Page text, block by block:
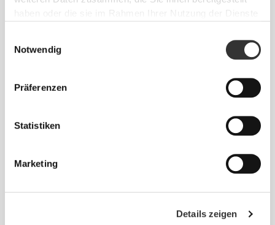
Notwendig
Präferenzen
Statistiken
Marketing
Details zeigen
€10.99